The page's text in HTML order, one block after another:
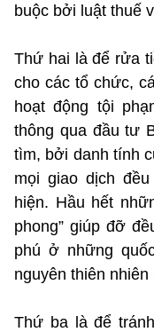
buộc bởi luật thuế
Thứ hai là để rửa
cho các tổ chức,
hoạt động tội
thông qua đầu tư
tìm, bởi danh tính
mọi giao dịch
hiện. Hầu hết
phong” giúp đỡ
phú ở những
nguyên thiên
Thứ ba là để